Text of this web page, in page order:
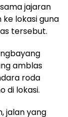
jajaran
ke lokasi guna
tersebut.
amblas
roda
di lokasi.
jalan yang